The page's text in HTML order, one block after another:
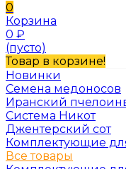
0
Корзина
0 ₽
(пусто)
Товар в корзине!
Новинки
Семена медоносов
Иранский
Система Никот
Джентерский сот
Комплектующие
Все товары